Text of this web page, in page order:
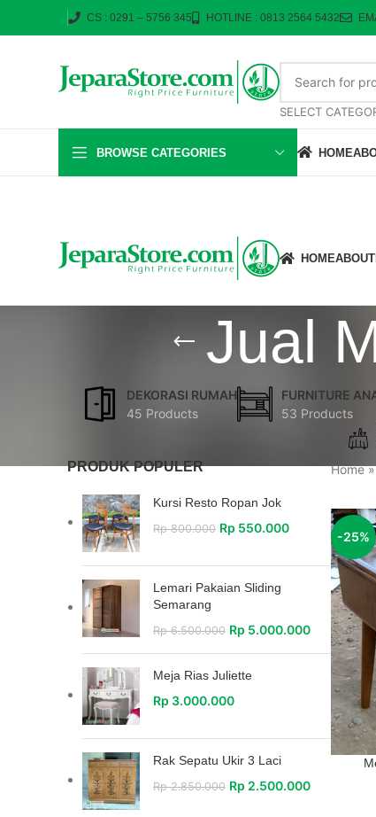
CS : 0291 – 5756 345 HOTLINE : 0813 2564 5432
SELECT
BROWSE CATEGORIES HOME
HOMEABOUT
Jual
DEKORASI RUMAH
45 Products
FURNITURE
53 Products
PRODUK POPULER
Kursi Resto Ropan Jok
Rp800.000 Rp 550.000
Lemari Pakaian Sliding
Semarang
Rp6.500.000 Rp 5.000.000
Meja Rias Juliette
Rp 3.000.000
Rak Sepatu Ukir 3 Laci
Rp2.850.000 Rp 2.500.000
Home
-25%